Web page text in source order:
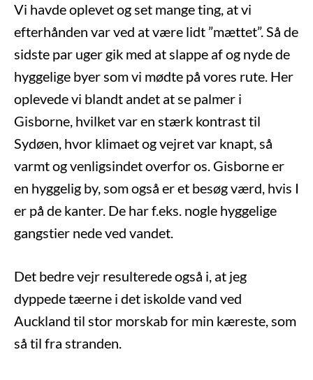
Vi havde oplevet og set mange ting, at vi
efterhånden var ved at være lidt ”mættet”. Så de
sidste par uger gik med at slappe af og nyde de
hyggelige byer som vi mødte på vores rute. Her
oplevede vi blandt andet at se palmer i
Gisborne, hvilket var en stærk kontrast til
Sydøen, hvor klimaet og vejret var knapt, så
varmt og venligsindet overfor os. Gisborne er
en hyggelig by, som også er et besøg værd, hvis I
er på de kanter. De har f.eks. nogle hyggelige
gangstier nede ved vandet.
Det bedre vejr resulterede også i, at jeg
dyppede tæerne i det iskolde vand ved
Auckland til stor morskab for min kæreste, som
så til fra stranden.